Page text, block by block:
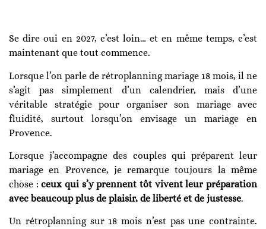
Se dire oui en 2027, c’est loin… et en même temps, c’est
maintenant que tout commence.
Lorsque l’on parle de rétroplanning mariage 18 mois, il ne
s’agit pas simplement d’un calendrier, mais d’une
véritable stratégie pour organiser son mariage avec
fluidité, surtout lorsqu’on envisage un mariage en
Provence.
Lorsque j’accompagne des couples qui préparent leur
mariage en Provence, je remarque toujours la même
chose :ceux qui s’y prennent tôt vivent leur préparation
avec beaucoup plus de plaisir, de liberté et de justesse.
Un rétroplanning sur 18 mois n’est pas une contrainte.